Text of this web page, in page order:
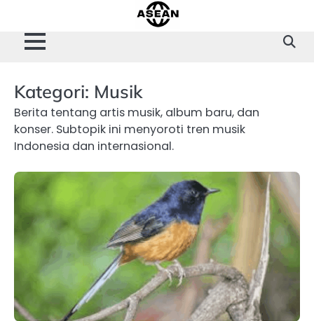
content
Kategori: Musik
Berita tentang artis musik, album baru, dan
konser. Subtopik ini menyoroti tren musik
Indonesia dan internasional.